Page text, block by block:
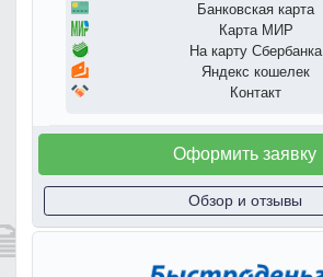
Банковская карта
Карта МИР
На карту Сбербанка
Яндекс кошелек
Контакт
Оформить заявку
Обзор и отзывы